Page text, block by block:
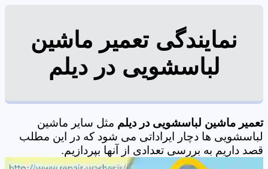
نمایندگی تعمیر ماشین
لباسشویی در دیلم
تعمیر ماشین لباسشویی در دیلم مثل سایر ماشین
لباسشویی ها دچار ایراداتی می شود که در این مطلب
قصد داریم به بررسی تعدادی از آنها بپردازیم.